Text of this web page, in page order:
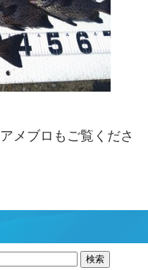
メブロもご覧くださ